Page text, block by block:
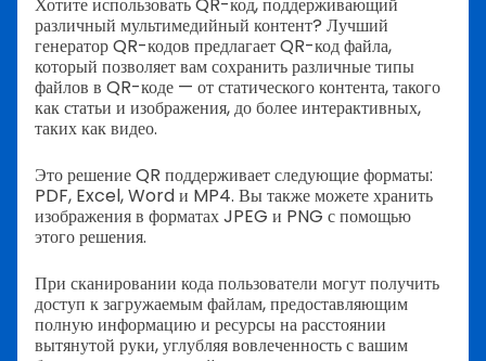
различный мультимедийный контент? Лучший
генератор QR-кодов предлагает QR-код файла,
который позволяет вам сохранить различные типы
файлов в QR-коде — от статического контента, такого
как статьи и изображения, до более интерактивных,
таких как видео.
Это решение QR поддерживает следующие форматы:
PDF, Excel, Word и MP4. Вы также можете хранить
изображения в форматах JPEG и PNG с помощью
этого решения.
При сканировании кода пользователи могут получить
доступ к загружаемым файлам, предоставляющим
полную информацию и ресурсы на расстоянии
вытянутой руки, углубляя вовлеченность с вашим